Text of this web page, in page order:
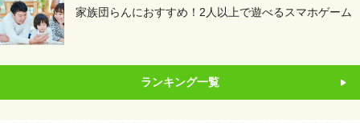
家族団らんにおすすめ！2人以上で遊べるスマホゲーム
ランキング一覧